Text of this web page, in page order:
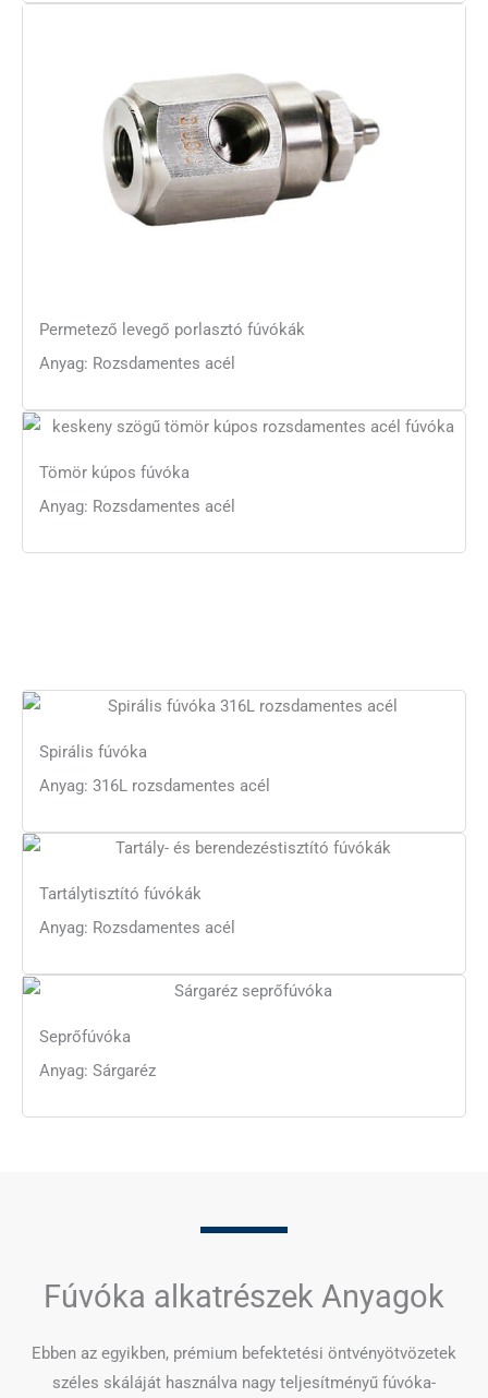
Permetező levegő porlasztó fúvókák
Anyag: Rozsdamentes acél
Tömör kúpos fúvóka
Anyag: Rozsdamentes acél
Spirális fúvóka
Anyag: 316L rozsdamentes acél
Tartálytisztító fúvókák
Anyag: Rozsdamentes acél
Seprőfúvóka
Anyag: Sárgaréz
Fúvóka alkatrészek Anyagok
Ebben az egyikben, prémium befektetési öntvényötvözetek
széles skáláját használva nagy teljesítményű fúvóka-